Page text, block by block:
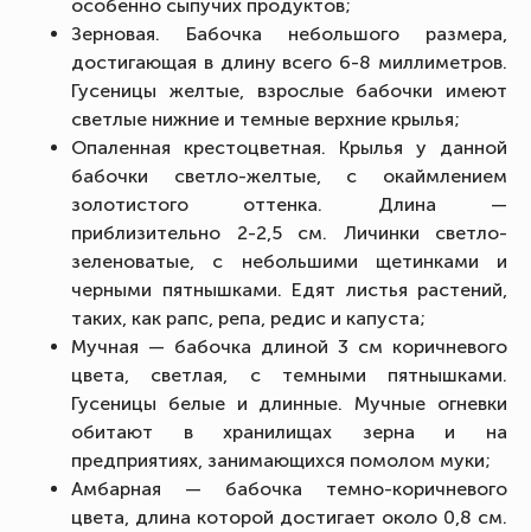
особенно сыпучих продуктов;
Зерновая. Бабочка небольшого размера,
достигающая в длину всего 6-8 миллиметров.
Гусеницы желтые, взрослые бабочки имеют
светлые нижние и темные верхние крылья;
Опаленная крестоцветная. Крылья у данной
бабочки светло-желтые, с окаймлением
золотистого оттенка. Длина —
приблизительно 2-2,5 см. Личинки светло-
зеленоватые, с небольшими щетинками и
черными пятнышками. Едят листья растений,
таких, как рапс, репа, редис и капуста;
Мучная — бабочка длиной 3 см коричневого
цвета, светлая, с темными пятнышками.
Гусеницы белые и длинные. Мучные огневки
обитают в хранилищах зерна и на
предприятиях, занимающихся помолом муки;
Амбарная — бабочка темно-коричневого
цвета, длина которой достигает около 0,8 см.